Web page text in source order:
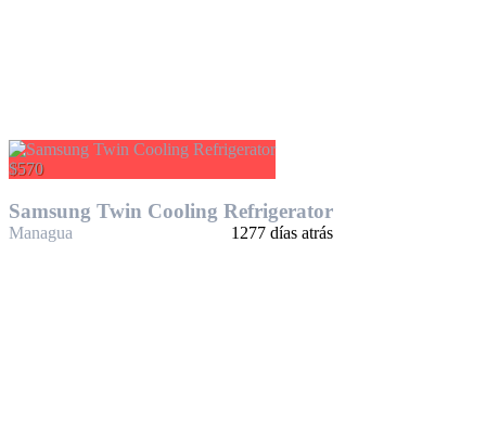
$570
Samsung Twin Cooling Refrigerator
Managua 1277 días atrás